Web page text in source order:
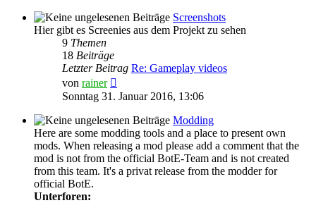
Screenshots
Hier gibt es Screenies aus dem Projekt zu sehen
9 Themen
18 Beiträge
Letzter Beitrag Re: Gameplay videos
von rainer
Beitrag
Sonntag 31. Januar 2016, 13:06
Modding
Here are some modding tools and a place to present own
mods. When releasing a mod please add a comment that the
mod is not from the official BotE-Team and is not created
from this team. It's a privat release from the modder for
official BotE.
Unterforen: